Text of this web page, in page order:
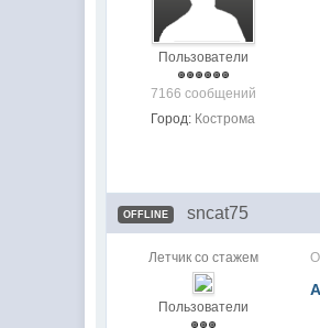
Пользователи
7166 сообщений
Город: Кострома
OFFLINE sncat75
Летчик со стажем
Пользователи